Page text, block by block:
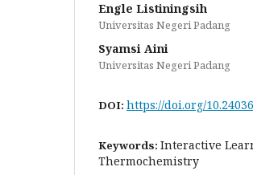
Engle Listiningsih
Universitas Negeri Padang
Syamsi Aini
Universitas Negeri Padang
DOI: https://doi.org/
Keywords: Interactive
Thermochemistry